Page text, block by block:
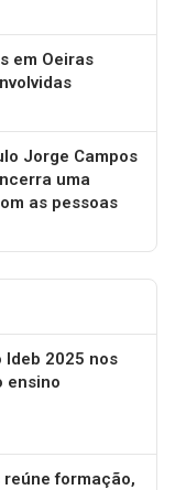
em Oeiras
Jorge Campos
uma
as pessoas
Ideb 2025 nos
ensino
reúne formação,